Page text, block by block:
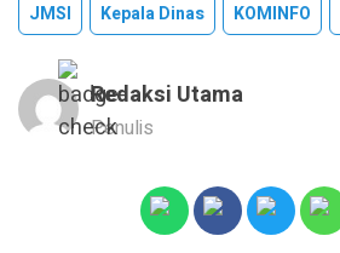
JMSI Kepala Dinas KOMINFO
Redaksi Utama
Penulis